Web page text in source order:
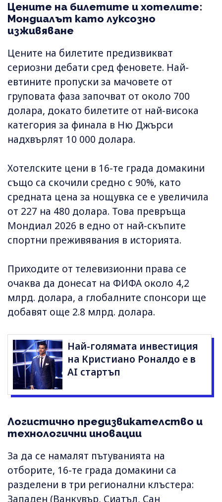
Цените на билетите и хотелите:
Мондиалът като луксозно
изживяване
Цените на билетите предизвикват
сериозни дебати сред феновете. Най-
евтините пропуски за мачовете от
груповата фаза започват от около 700
долара, докато билетите от най-висока
категория за финала в Ню Джърси
надхвърлят 10 000 долара.
Хотелските цени в 16-те града домакини
също са скочили средно с 90%, като
средната цена за нощувка се е увеличила
от 227 на 480 долара. Това превръща
Мондиал 2026 в едно от най-скъпите
спортни преживявания в историята.
Приходите от телевизионни права се
очаква да донесат на ФИФА около 4,2
млрд. долара, а глобалните спонсори ще
добавят още 2.8 млрд. долара.
Най-голямата инвестиция
на Кристиано Роналдо е в
AI стартъп
Логистично предизвикателство и
технологични иновации
За да се намалят пътуванията на
отборите, 16-те града домакини са
разделени в три регионални клъстера:
Западен (Ванкувър, Сиатъл, Сан